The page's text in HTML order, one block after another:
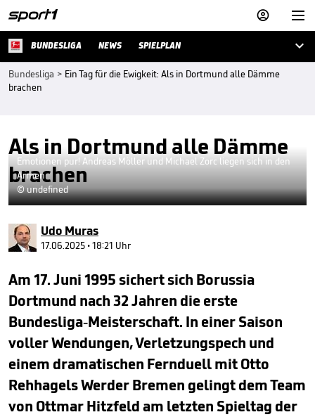


BUNDESLIGA NEWS SPIELPLAN 
Bundesliga > Ein Tag für die Ewigkeit: Als in Dortmund alle Dämme
brachen
Als in Dortmund alle Dämme
brachen
Emotionen pur! Andreas Möller und Michael Zorc liegen sich in den
Armen
© undefined
Udo Muras
17.06.2025 • 18:21 Uhr
Am 17. Juni 1995 sichert sich Borussia
Dortmund nach 32 Jahren die erste
Bundesliga-Meisterschaft. In einer Saison
voller Wendungen, Verletzungspech und
einem dramatischen Fernduell mit Otto
Rehhagels Werder Bremen gelingt dem Team
von Ottmar Hitzfeld am letzten Spieltag der